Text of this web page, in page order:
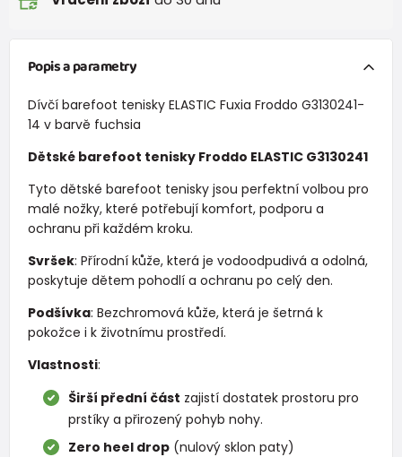
Popis a parametry
Dívčí barefoot tenisky ELASTIC Fuxia Froddo G3130241-
14 v barvě fuchsia
Dětské barefoot tenisky Froddo ELASTIC G3130241
Tyto dětské barefoot tenisky jsou perfektní volbou pro
malé nožky, které potřebují komfort, podporu a
ochranu při každém kroku.
Svršek: Přírodní kůže, která je vodoodpudivá a odolná,
poskytuje dětem pohodlí a ochranu po celý den.
Podšívka: Bezchromová kůže, která je šetrná k
pokožce i k životnímu prostředí.
Vlastnosti:
Širší přední část zajistí dostatek prostoru pro
prstíky a přirozený pohyb nohy.
Zero heel drop (nulový sklon paty)